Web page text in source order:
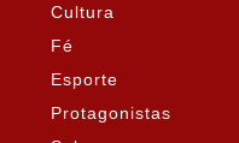
Cultura
Fé
Esporte
Protagonistas